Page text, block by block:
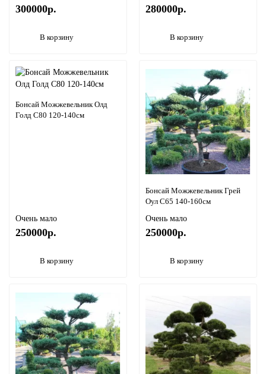
300000р.
В корзину
280000р.
В корзину
Бонсай Можжевельник Олд
Голд С80 120-140см
Очень мало
250000р.
В корзину
Бонсай Можжевельник Грей
Оул С65 140-160см
Очень мало
250000р.
В корзину